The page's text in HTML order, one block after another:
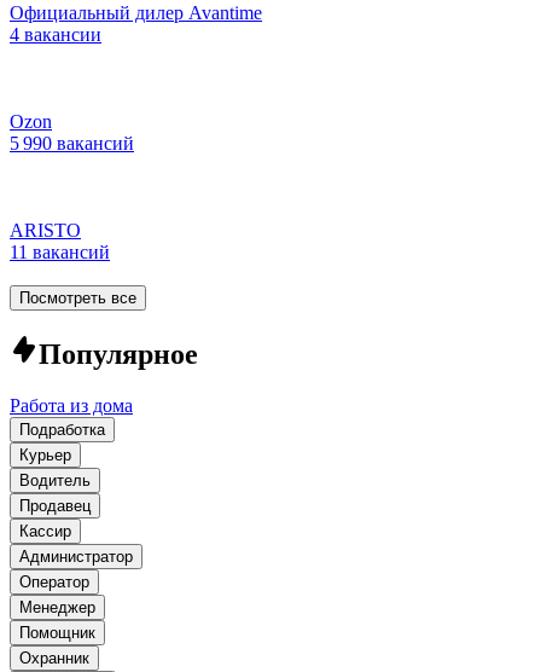
Официальный дилер Avantime
4 вакансии
Ozon
5 990 вакансий
ARISTO
11 вакансий
Посмотреть все
Популярное
Работа из дома
Подработка
Курьер
Водитель
Продавец
Кассир
Администратор
Оператор
Менеджер
Помощник
Охранник